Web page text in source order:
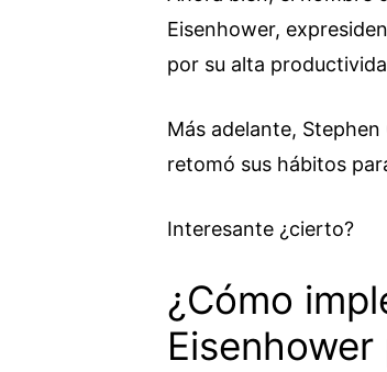
Eisenhower,
por su alta
Más adelante,
retomó sus hábitos
Interesante ¿cierto?
¿Cómo